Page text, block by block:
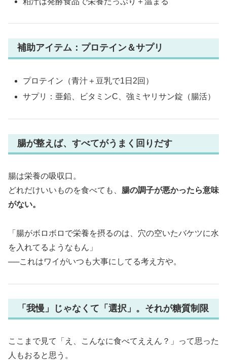
補助アイテム：プロテイン＆サプリ
プロテイン（青汁＋豆乳で1日2回）
サプリ：亜鉛、ビタミンC、強ミヤリサン錠（腸活）
腸が整えば、すべてがうまく回りだす
腸は栄養の吸収口。
どれだけいいものを食べても、 腸の調子が悪かったら意味
がない。
「腸がボロボロで栄養を摂るのは、穴の空いたバケツに水
を入れてるようなもん」
──これはワイがいつも大事にしてる考え方や。
「我慢」じゃなくて「選択」。それが糖質制限
ここまで見て「え、こんなに食べてええん？」って思った
人もおると思う。